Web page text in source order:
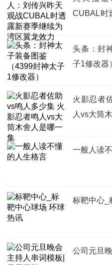
CUBAL时
头条：封
子1修改器
火影忍者
人vs大筒
一般人读
标靶中心_
公司元旦